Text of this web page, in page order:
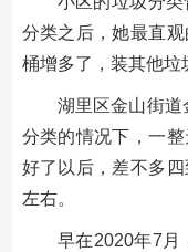
分类之后，她最直
桶增多了，装其他垃
湖里区金山街
分类的情况下，一
好了以后，差不多
左右。
早在2020年7月